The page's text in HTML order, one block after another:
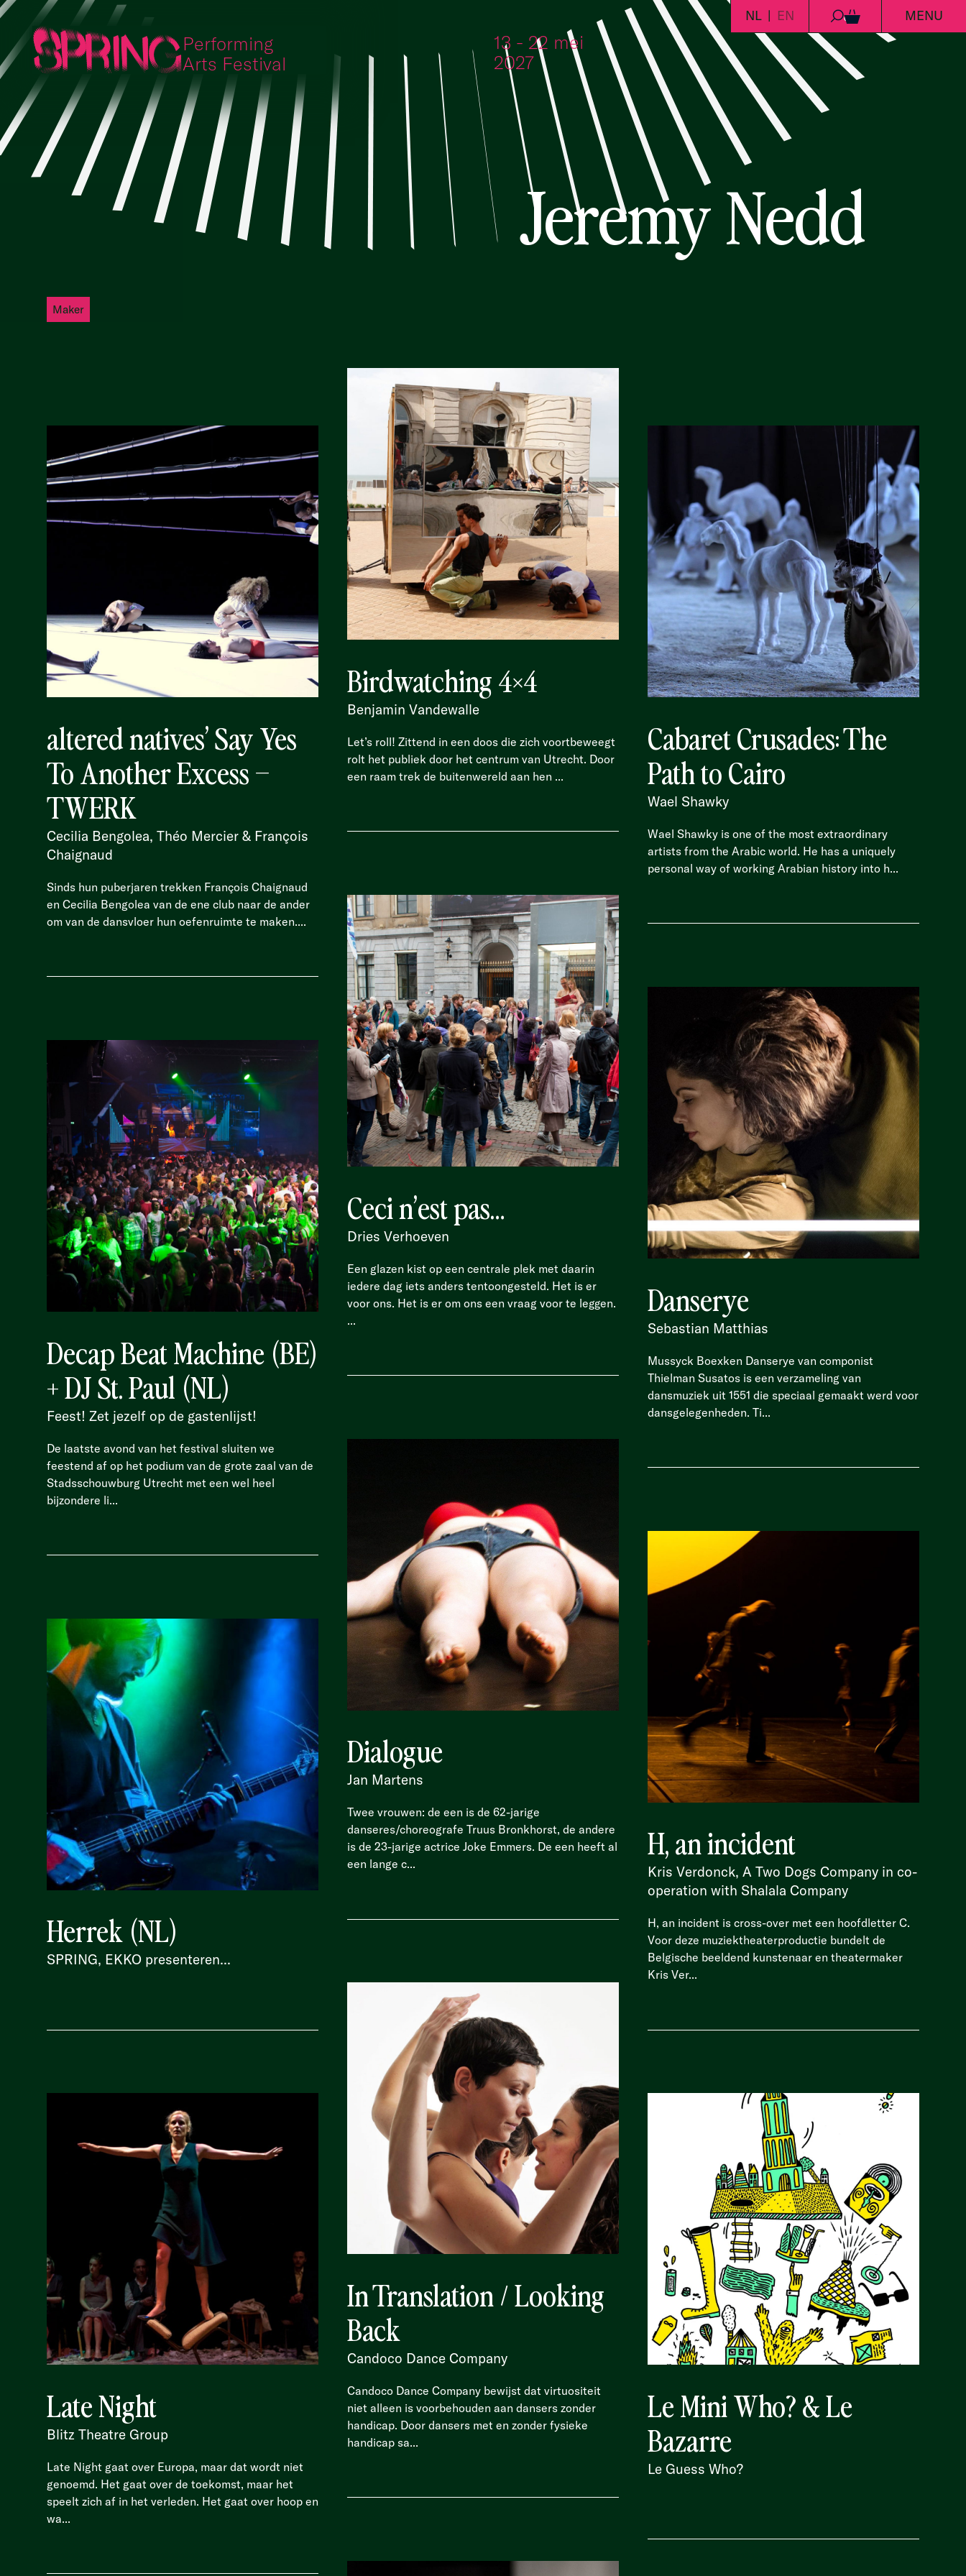
Ga naar de inhoud
Performing
Arts Festival
13 - 22 mei
2027
NL EN 0 MENU
Maker
Jeremy Nedd
altered natives’ Say Yes
To Another Excess –
TWERK
Cecilia Bengolea, Théo Mercier & François
Chaignaud
Sinds hun puberjaren trekken François Chaignaud
en Cecilia Bengolea van de ene club naar de ander
om van de dansvloer hun oefenruimte te maken....
Birdwatching 4×4
Benjamin Vandewalle
Let’s roll! Zittend in een doos die zich voortbeweegt
rolt het publiek door het centrum van Utrecht. Door
een raam trek de buitenwereld aan hen ...
Cabaret Crusades: The
Path to Cairo
Wael Shawky
Wael Shawky is one of the most extraordinary
artists from the Arabic world. He has a uniquely
personal way of working Arabian history into h...
Ceci n’est pas…
Dries Verhoeven
Een glazen kist op een centrale plek met daarin
iedere dag iets anders tentoongesteld. Het is er
voor ons. Het is er om ons een vraag voor te leggen.
...
Danserye
Sebastian Matthias
Mussyck Boexken Danserye van componist
Thielman Susatos is een verzameling van
dansmuziek uit 1551 die speciaal gemaakt werd voor
dansgelegenheden. Ti...
Decap Beat Machine (BE)
+ DJ St. Paul (NL)
Feest! Zet jezelf op de gastenlijst!
De laatste avond van het festival sluiten we
feestend af op het podium van de grote zaal van de
Stadsschouwburg Utrecht met een wel heel
bijzondere li...
Dialogue
Jan Martens
Twee vrouwen: de een is de 62-jarige
danseres/choreografe Truus Bronkhorst, de andere
is de 23-jarige actrice Joke Emmers. De een heeft al
een lange c...
H, an incident
Kris Verdonck, A Two Dogs Company in co-
operation with Shalala Company
H, an incident is cross-over met een hoofdletter C.
Voor deze muziektheaterproductie bundelt de
Belgische beeldend kunstenaar en theatermaker
Kris Ver...
Herrek (NL)
SPRING, EKKO presenteren...
In Translation / Looking
Back
Candoco Dance Company
Candoco Dance Company bewijst dat virtuositeit
niet alleen is voorbehouden aan dansers zonder
handicap. Door dansers met en zonder fysieke
handicap sa...
Late Night
Blitz Theatre Group
Late Night gaat over Europa, maar dat wordt niet
genoemd. Het gaat over de toekomst, maar het
speelt zich af in het verleden. Het gaat over hoop en
wa...
Le Mini Who? & Le
Bazarre
Le Guess Who?